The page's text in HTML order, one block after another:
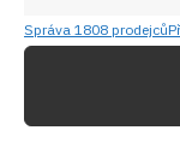
Správa 1808 prodejců
Zkušení